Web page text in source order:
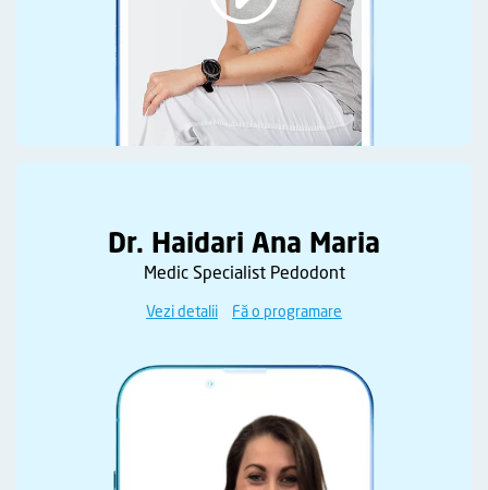
Dr. Haidari Ana Maria
Medic Specialist Pedodont
Vezi detalii Fă o programare